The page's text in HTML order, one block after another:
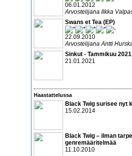
06.01.2012
Arvostelijana Ilkka
Swans et Tea (EP)
22.09.2010
Arvostelijana Antti
Sinkut - Tammikuu 2021
21.01.2021
Haastattelussa
Black Twig surisee nyt
15.02.2014
Black Twig – ilman
genremääritelmää
11.10.2010